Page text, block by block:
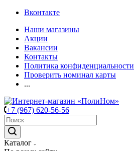
Вконтакте
Наши магазины
Акции
Вакансии
Контакты
Политика конфиденциальности
Проверить номинал карты
...
+7 (967) 620-56-56
Каталог